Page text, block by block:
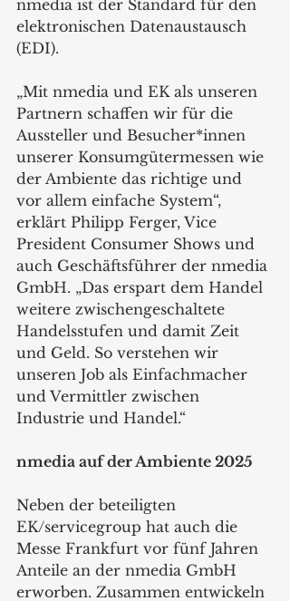
nmedia ist der Standard für den
elektronischen Datenaustausch
(EDI).
„Mit nmedia und EK als unseren
Partnern schaffen wir für die
Aussteller und Besucher*innen
unserer Konsumgütermessen wie
der Ambiente das richtige und
vor allem einfache System“,
erklärt Philipp Ferger, Vice
President Consumer Shows und
auch Geschäftsführer der nmedia
GmbH. „Das erspart dem Handel
weitere zwischengeschaltete
Handelsstufen und damit Zeit
und Geld. So verstehen wir
unseren Job als Einfachmacher
und Vermittler zwischen
Industrie und Handel.“
nmedia auf der Ambiente 2025
Neben der beteiligten
EK/servicegroup hat auch die
Messe Frankfurt vor fünf Jahren
Anteile an der nmedia GmbH
erworben. Zusammen entwickeln